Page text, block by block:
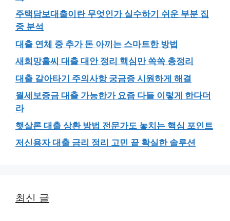
주택담보대출이란 무엇인가 실수하기 쉬운 부분 집
중 분석
대출 연체 중 추가 돈 아끼는 스마트한 방법
새희망홀씨 대출 대안 정리 핵심만 쏙쏙 총정리
대출 갈아타기 주의사항 궁금증 시원하게 해결
월세보증금 대출 가능한가 요즘 다들 이렇게 한다더
라
햇살론 대출 상환 방법 전문가도 놓치는 핵심 포인트
저신용자 대출 금리 정리 고민 끝 확실한 솔루션
최신 글